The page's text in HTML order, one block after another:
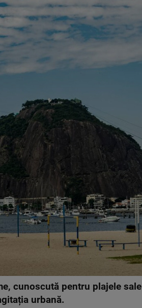
cunoscută pentru plajele sale
urbană.